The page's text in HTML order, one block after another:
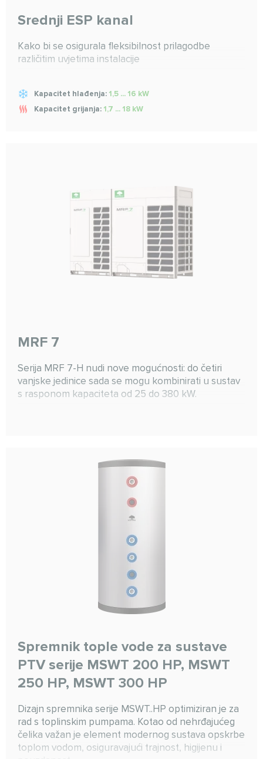
Srednji ESP kanal
Kako bi se osigurala fleksibilnost prilagodbe
različitim uvjetima instalacije
Kapacitet hlađenja: 1,5 ... 16 kW
Kapacitet grijanja: 1,7 ... 18 kW
MRF 7
Serija MRF 7-H nudi nove mogućnosti: do četiri
vanjske jedinice sada se mogu kombinirati u sustav
s rasponom kapaciteta od 25 do 380 kW.
Spremnik tople vode za sustave
PTV serije MSWT 200 HP, MSWT
250 HP, MSWT 300 HP
Dizajn spremnika serije MSWT..HP optimiziran je za
rad s toplinskim pumpama. Kotao od nehrđajućeg
čelika važan je element modernog sustava opskrbe
toplom vodom, osiguravajući trajnost, higijenu i